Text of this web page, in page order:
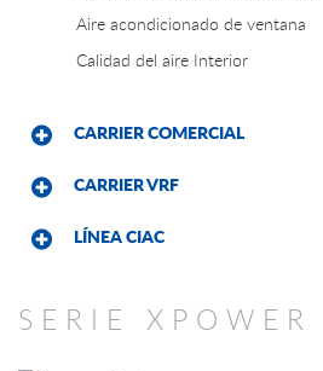
Aire acondicionado de ventana
Calidad del aire Interior
CARRIER COMERCIAL
CARRIER VRF
LÍNEA CIAC
SERIE XPOWER